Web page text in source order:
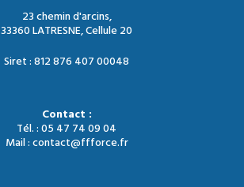
23 chemin d'arcins,
33360 LATRESNE, Cellule 20
Siret : 812 876 407 00048
Contact :
Tél. : 05 47 74 09 04
Mail : contact@ffforce.fr